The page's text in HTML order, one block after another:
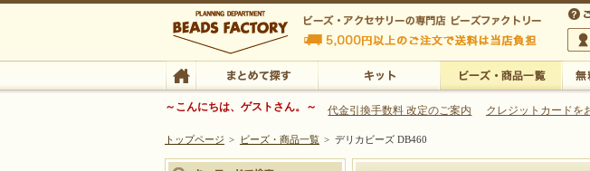
ビーズファクトリー ビーズ・パーツ・金具など・アクセサリーの専門店
ビーズ・アクセサリーの専門店 ビーズファクトリー 5,000
ビーズ・アクセサリーの専門店 ビーズファクトリー 5,000円以上のご注文で送料は当店
会
～こんにちは、ゲストさん。～ 代金引換手数料 改定のご案内 クレジットカードを
トップページ > ビーズ・商品一覧 > デリカビーズ DB460